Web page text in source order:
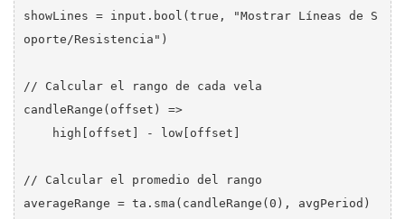
showLines = input.bool(true, "Mostrar Líneas de S
oporte/Resistencia")
// Calcular el rango de cada vela
candleRange(offset) =>
// Calcular el promedio del rango
averageRange = ta.sma(candleRange(0), avgPeriod)